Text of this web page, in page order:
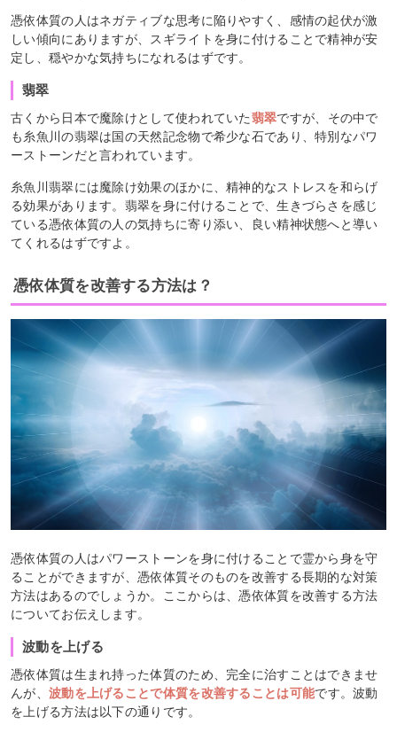
憑依体質の人はネガティブな思考に陥りやすく、感情の起伏が激
しい傾向にありますが、スギライトを身に付けることで精神が安
定し、穏やかな気持ちになれるはずです。
翡翠
古くから日本で魔除けとして使われていた翡翠ですが、その中で
も糸魚川の翡翠は国の天然記念物で希少な石であり、特別なパワ
ーストーンだと言われています。
糸魚川翡翠には魔除け効果のほかに、精神的なストレスを和らげ
る効果があります。翡翠を身に付けることで、生きづらさを感じ
ている憑依体質の人の気持ちに寄り添い、良い精神状態へと導い
てくれるはずですよ。
憑依体質を改善する方法は？
憑依体質の人はパワーストーンを身に付けることで霊から身を守
ることができますが、憑依体質そのものを改善する長期的な対策
方法はあるのでしょうか。ここからは、憑依体質を改善する方法
についてお伝えします。
波動を上げる
憑依体質は生まれ持った体質のため、完全に治すことはできませ
んが、 波動を上げることで体質を改善することは可能です。波動
を上げる方法は以下の通りです。